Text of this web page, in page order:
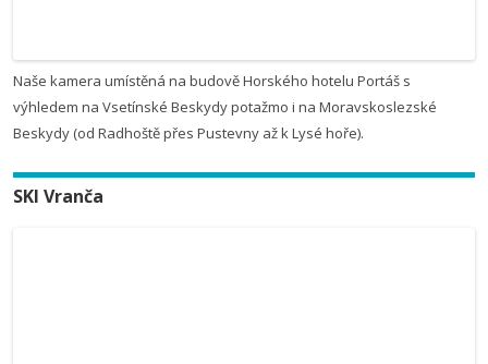
Naše kamera umístěná na budově Horského hotelu Portáš s
výhledem na Vsetínské Beskydy potažmo i na Moravskoslezské
Beskydy (od Radhoště přes Pustevny až k Lysé hoře).
SKI Vranča